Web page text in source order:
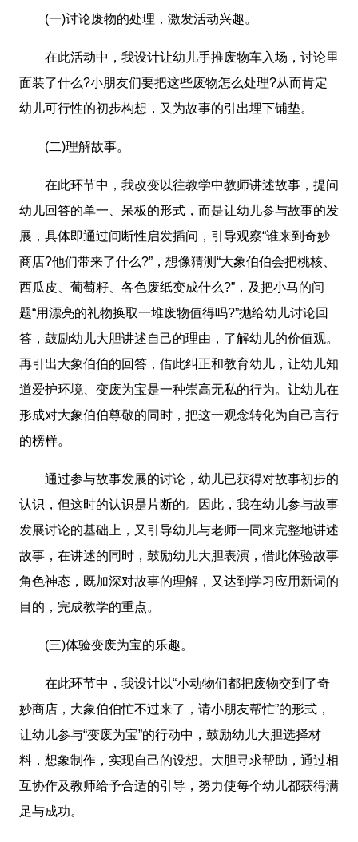
(一)讨论废物的处理，激发活动兴趣。
在此活动中，我设计让幼儿手推废物车入场，讨论里
面装了什么?小朋友们要把这些废物怎么处理?从而肯定
幼儿可行性的初步构想，又为故事的引出埋下铺垫。
(二)理解故事。
在此环节中，我改变以往教学中教师讲述故事，提问
幼儿回答的单一、呆板的形式，而是让幼儿参与故事的发
展，具体即通过间断性启发插问，引导观察“谁来到奇妙
商店?他们带来了什么?”，想像猜测“大象伯伯会把桃核、
西瓜皮、葡萄籽、各色废纸变成什么?”，及把小马的问
题“用漂亮的礼物换取一堆废物值得吗?”抛给幼儿讨论回
答，鼓励幼儿大胆讲述自己的理由，了解幼儿的价值观。
再引出大象伯伯的回答，借此纠正和教育幼儿，让幼儿知
道爱护环境、变废为宝是一种崇高无私的行为。让幼儿在
形成对大象伯伯尊敬的同时，把这一观念转化为自己言行
的榜样。
通过参与故事发展的讨论，幼儿已获得对故事初步的
认识，但这时的认识是片断的。因此，我在幼儿参与故事
发展讨论的基础上，又引导幼儿与老师一同来完整地讲述
故事，在讲述的同时，鼓励幼儿大胆表演，借此体验故事
角色神态，既加深对故事的理解，又达到学习应用新词的
目的，完成教学的重点。
(三)体验变废为宝的乐趣。
在此环节中，我设计以“小动物们都把废物交到了奇
妙商店，大象伯伯忙不过来了，请小朋友帮忙”的形式，
让幼儿参与“变废为宝”的行动中，鼓励幼儿大胆选择材
料，想象制作，实现自己的设想。大胆寻求帮助，通过相
互协作及教师给予合适的引导，努力使每个幼儿都获得满
足与成功。